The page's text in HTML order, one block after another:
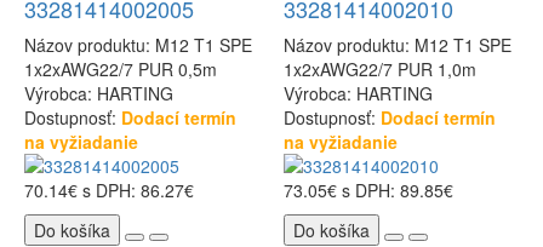
33281414002005
Názov produktu: M12 T1 SPE
1x2xAWG22/7 PUR 0,5m
Výrobca: HARTING
Dostupnosť: Dodací termín
na vyžiadanie
70.14€ s DPH: 86.27€
Do košíka
33281414002010
Názov produktu: M12 T1 SPE
1x2xAWG22/7 PUR 1,0m
Výrobca: HARTING
Dostupnosť: Dodací termín
na vyžiadanie
73.05€ s DPH: 89.85€
Do košíka